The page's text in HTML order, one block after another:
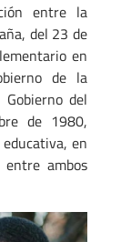
entre la
del 23 de
en
de la
del
de 1980,
en
entre ambos